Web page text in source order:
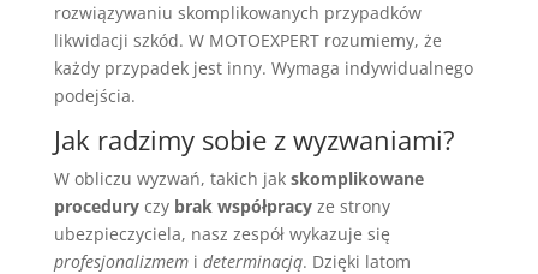
rozwiązywaniu skomplikowanych przypadków
likwidacji szkód. W MOTOEXPERT rozumiemy, że
każdy przypadek jest inny. Wymaga indywidualnego
podejścia.
Jak radzimy sobie z wyzwaniami?
W obliczu wyzwań, takich jak skomplikowane
proceduryczy brak współpracyze strony
ubezpieczyciela, nasz zespół wykazuje się
profesjonalizmemi determinacją. Dzięki latom